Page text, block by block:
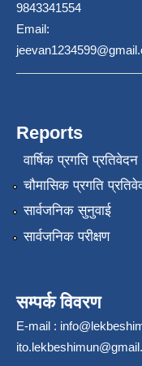
9843341554
Email:
Reports
वार्षिक प्रगति प्रतिवेदन
चौमासिक प्रगति
सार्वजनिक सुनुवाई
सार्वजनिक परीक्षण
सम्पर्क विवरण
E-mail :